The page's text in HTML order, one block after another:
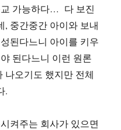
교 가능하다… 다 보진
, 중간중간 아이와 보내
된다느니 아이를 키우
된다느니 이런 원론
나오기도 했지만 전체
.
켜주는 회사가 있으면